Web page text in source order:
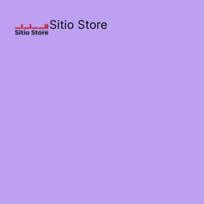
Sitio Store